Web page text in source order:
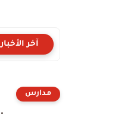
آخر الأخبار
مدارس